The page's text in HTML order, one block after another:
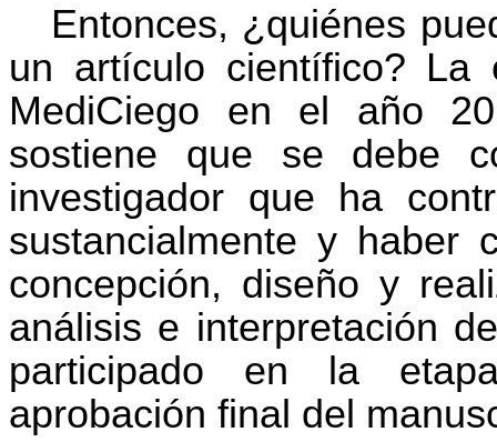
Entonces, ¿quiénes
un artículo científico? La
MediCiego en el año
sostiene que se debe
investigador que ha
sustancialmente y haber
concepción, diseño y
análisis e interpretación
participado en la
aprobación final del